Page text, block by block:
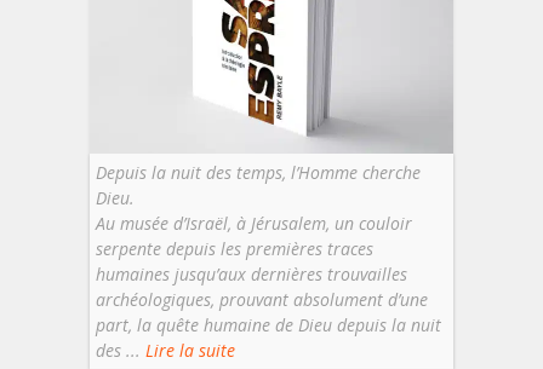
Depuis la nuit des temps, l’Homme cherche
Dieu.
Au musée d’Israël, à Jérusalem, un couloir
serpente depuis les premières traces
humaines jusqu’aux dernières trouvailles
archéologiques, prouvant absolument d’une
part, la quête humaine de Dieu depuis la nuit
des ... Lire la suite